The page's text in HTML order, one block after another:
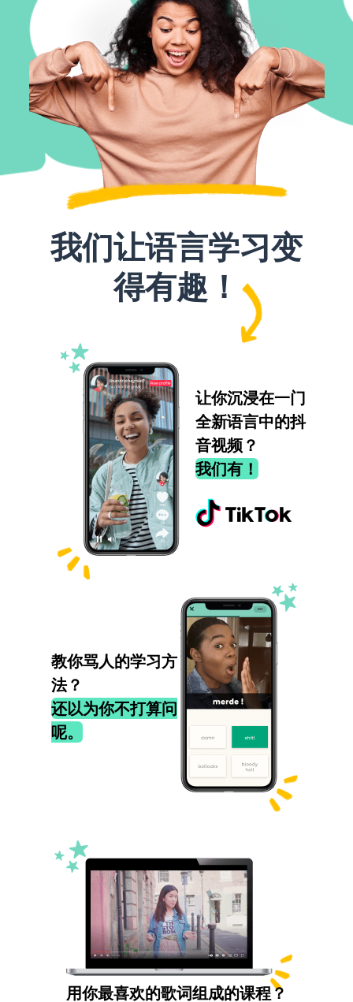
我们让语言学习变
得有趣！
让你沉浸在一门
全新语言中的抖
音视频？
我们有！
教你骂人的学习方
法？
还以为你不打算问
呢。
用你最喜欢的歌词组成的课程？